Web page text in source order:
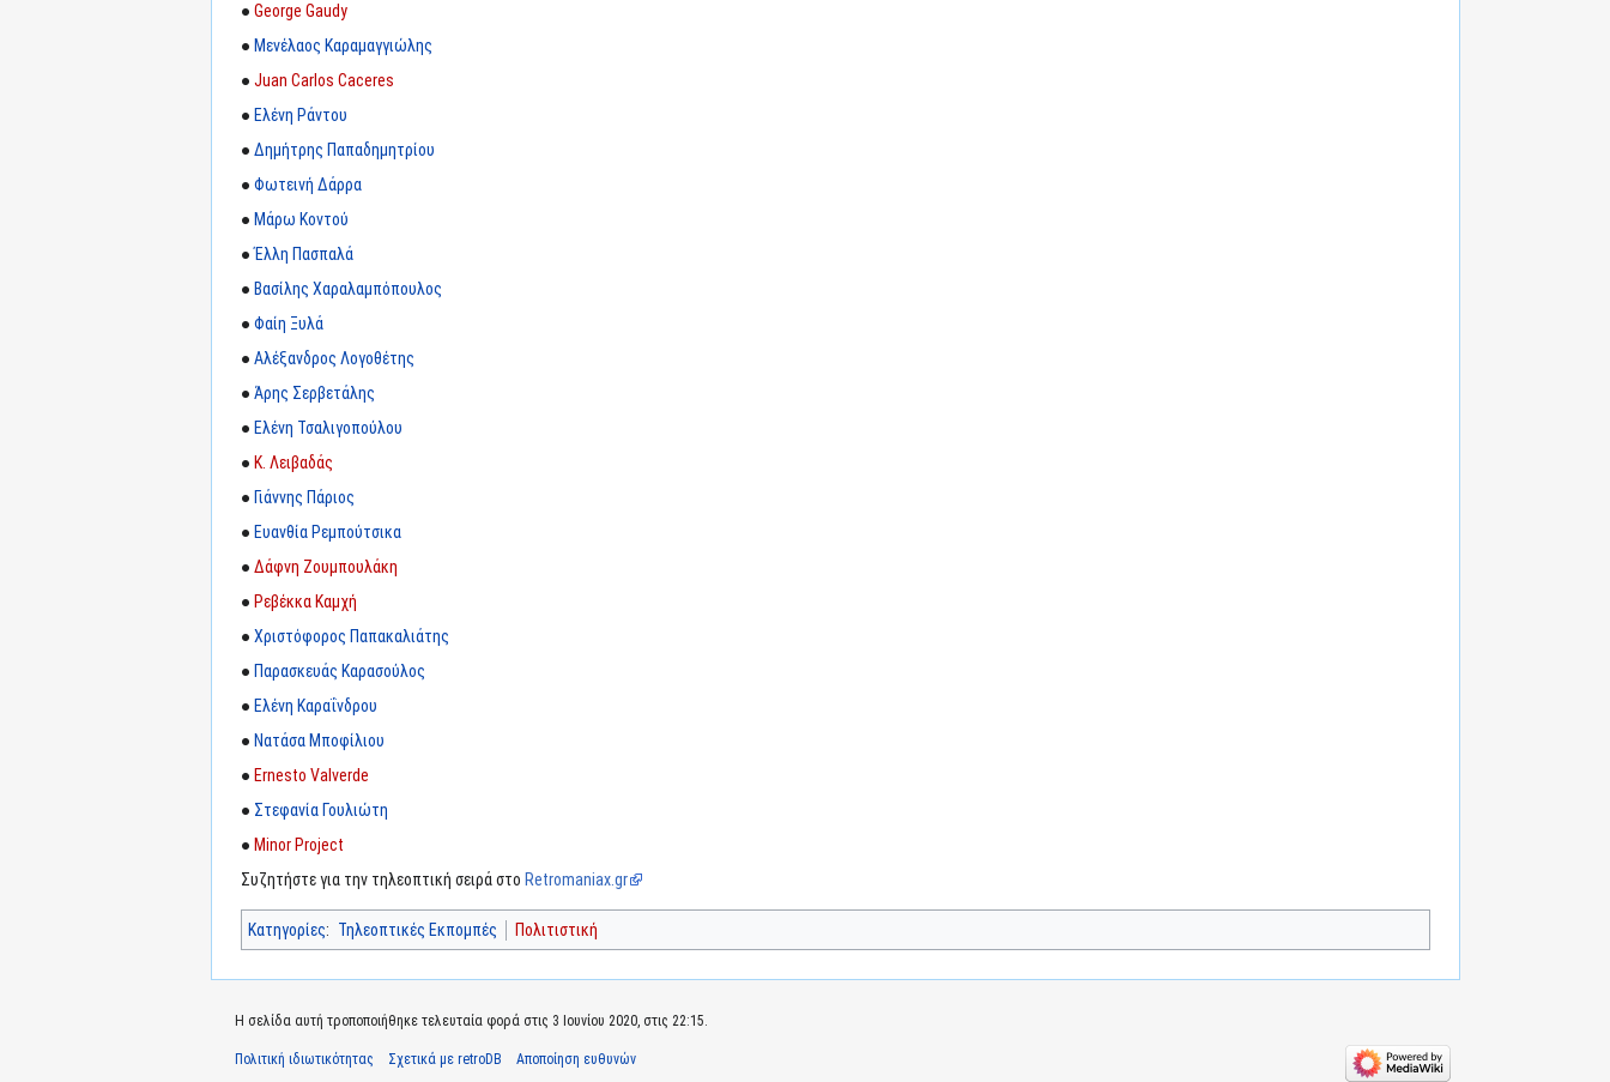
● George Gaudy
● Μενέλαος Καραμαγγιώλης
● Juan Carlos Caceres
● Ελένη Ράντου
● Δημήτρης Παπαδημητρίου
● Φωτεινή Δάρρα
● Μάρω Κοντού
●Έλλη Πασπαλά
● Βασίλης Χαραλαμπόπουλος
● Φαίη Ξυλά
● Αλέξανδρος Λογοθέτης
● Άρης Σερβετάλης
● Ελένη Τσαλιγοπούλου
● Κ. Λειβαδάς
● Γιάννης Πάριος
● Ευανθία Ρεμπούτσικα
● Δάφνη Ζουμπουλάκη
● Ρεβέκκα Καμχή
● Χριστόφορος Παπακαλιάτης
● Παρασκευάς Καρασούλος
● Ελένη Καραΐνδρου
● Νατάσα Μποφίλιου
● Ernesto Valverde
● Στεφανία Γουλιώτη
● Minor Project
Συζητήστε για την τηλεοπτική σειρά στο Retromaniax.gr
Κατηγορίες: Τηλεοπτικές Εκπομπές Πολιτιστική
Η σελίδα αυτή τροποποιήθηκε τελευταία φορά στις 3 Ιουνίου 2020, στις 22:15.
Πολιτική ιδιωτικότητας Σχετικά με retroDB Αποποίηση ευθυνών